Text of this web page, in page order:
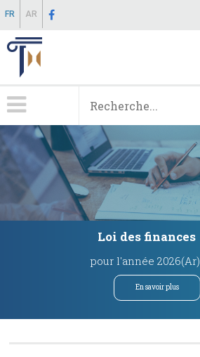
au
contenu
principal
FR AR
Principale
Loi des finances
pour l'année 2026(Ar)
En savoir plus